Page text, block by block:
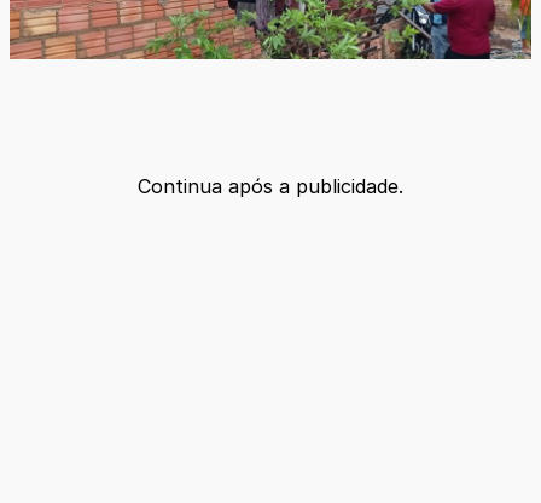
Continua após a publicidade.